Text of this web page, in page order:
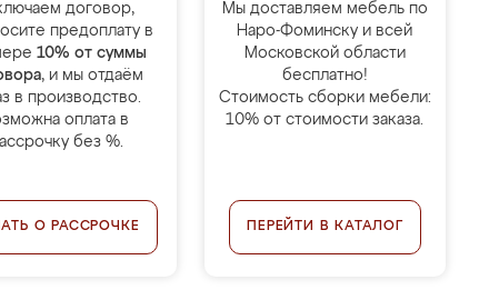
договор,
предоплату в
10% от суммы
, и мы отдаём
в производство.
оплата в
без %.
О РАССРОЧКЕ
Мы доставляем мебель по
Наро-Фоминску и всей
Московской области
бесплатно!
Стоимость сборки мебели:
10% от стоимости заказа.
ПЕРЕЙТИ В КАТАЛОГ